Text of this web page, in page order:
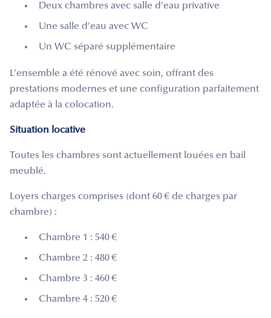
Deux chambres avec salle d’eau privative
Une salle d’eau avec WC
Un WC séparé supplémentaire
L’ensemble a été rénové avec soin, offrant des
prestations modernes et une configuration parfaitement
adaptée à la colocation.
Situation locative
Toutes les chambres sont actuellement louées en bail
meublé.
Loyers charges comprises (dont 60 € de charges par
chambre) :
Chambre 1 : 540 €
Chambre 2 : 480 €
Chambre 3 : 460 €
Chambre 4 : 520 €